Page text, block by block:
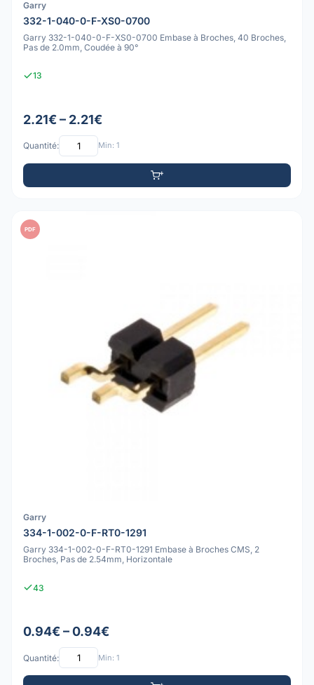
Garry
332-1-040-0-F-XS0-0700
Garry 332-1-040-0-F-XS0-0700 Embase à Broches, 40 Broches,
Pas de 2.0mm, Coudée à 90°
13
2.21€ – 2.21€
Quantité: Min: 1
PDF
Garry
334-1-002-0-F-RT0-1291
Garry 334-1-002-0-F-RT0-1291 Embase à Broches CMS, 2
Broches, Pas de 2.54mm, Horizontale
43
0.94€ – 0.94€
Quantité: Min: 1